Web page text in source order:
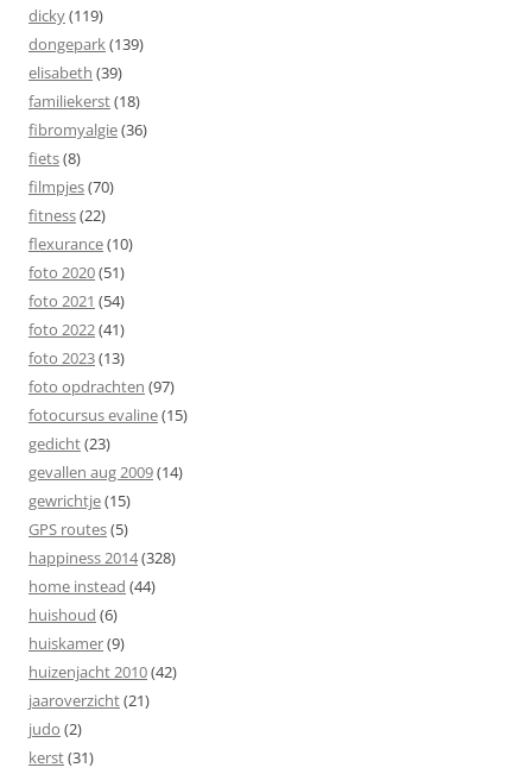
dicky(119)
dongepark(139)
elisabeth (39)
familiekerst(18)
fibromyalgie(36)
fiets(8)
filmpjes(70)
fitness(22)
flexurance(10)
foto 2020(51)
foto 2021 (54)
foto 2022(41)
foto 2023(13)
foto opdrachten (97)
fotocursus evaline(15)
gedicht(23)
gevallen aug 2009(14)
gewrichtje(15)
GPS routes(5)
happiness 2014(328)
home instead (44)
huishoud (6)
huiskamer(9)
huizenjacht 2010(42)
jaaroverzicht(21)
judo (2)
kerst(31)